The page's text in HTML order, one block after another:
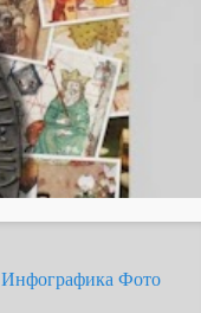
Инфографика Фото